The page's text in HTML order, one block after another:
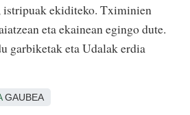
istripuak ekiditeko. Tximinien
eta ekainean egingo dute.
garbiketak eta Udalak erdia
GAUBEA